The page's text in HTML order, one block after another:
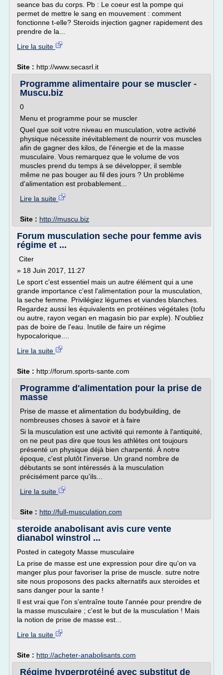
seance bas du corps. Pb : Le coeur est la pompe qui
permet de mettre le sang en mouvement : comment
fonctionne t-elle? Steroids injection gagner rapidement des
prendre de la...
Lire la suite
Site : http://www.secasrl.it
Programme alimentaire pour se muscler -
Muscu.biz
0
Menu et programme pour se muscler
Quel que soit votre niveau en musculation, votre activité
physique nécessite inévitablement de nourrir vos muscles
afin de gagner des kilos, de l'énergie et de la masse
musculaire. Vous remarquez que le volume de vos
muscles prend du temps à se développer, il semble
même ne pas bouger au fil des jours ? Un problème
d'alimentation est probablement...
Lire la suite
Site : http://muscu.biz
Forum musculation seche pour femme avis
régime et ...
Citer
» 18 Juin 2017, 11:27
Le sport c'est essentiel mais un autre élément qui a une
grande importance c'est l'alimentation pour la musculation,
la seche femme. Privilégiez légumes et viandes blanches.
Regardez aussi les équivalents en protéines végétales (tofu
ou autre, rayon vegan en magasin bio par exple). N'oubliez
pas de boire de l'eau. Inutile de faire un régime
hypocalorique....
Lire la suite
Site : http://forum.sports-sante.com
Programme d'alimentation pour la prise de
masse
Prise de masse et alimentation du bodybuilding, de
nombreuses choses à savoir et à faire
Si la musculation est une activité qui remonte à l'antiquité,
on ne peut pas dire que tous les athlètes ont toujours
présenté un physique déjà bien charpenté. À notre
époque, c'est plutôt l'inverse. Un grand nombre de
débutants se sont intéressés à la musculation
précisément parce qu'ils...
Lire la suite
Site : http://full-musculation.com
steroide anabolisant avis cure vente
dianabol winstrol ...
Posted in categoty Masse musculaire
La prise de masse est une expression pour dire qu'on va
manger plus pour favoriser la prise de muscle. sutre notre
site nous proposons des packs alternatifs aux steroides et
sans danger pour la sante !
Il est vrai que l'on s'entraîne toute l'année pour prendre de
la masse musculaire ; c'est le but de la musculation ! Mais
la notion de prise de masse est...
Lire la suite
Site : http://acheter-anabolisants.com
Régime hyperprotéiné avec substitut de